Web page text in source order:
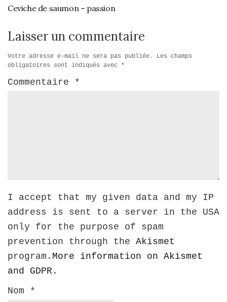
Ceviche de saumon – passion
Laisser un commentaire
Votre adresse e-mail ne sera pas publiée.
Les champs
obligatoires sont indiqués avec *
Commentaire *
I accept that my given data and my IP
address is sent to a server in the USA
only for the purpose of spam
prevention through the Akismet
program. More information on Akismet
and GDPR .
Nom *